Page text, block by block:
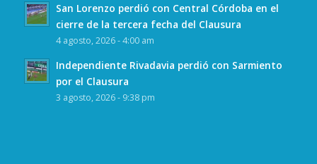
San Lorenzo perdió con Central Córdoba en el
cierre de la tercera fecha del Clausura
4 agosto, 2026 - 4:00 am
Independiente Rivadavia perdió con Sarmiento
por el Clausura
3 agosto, 2026 - 9:38 pm